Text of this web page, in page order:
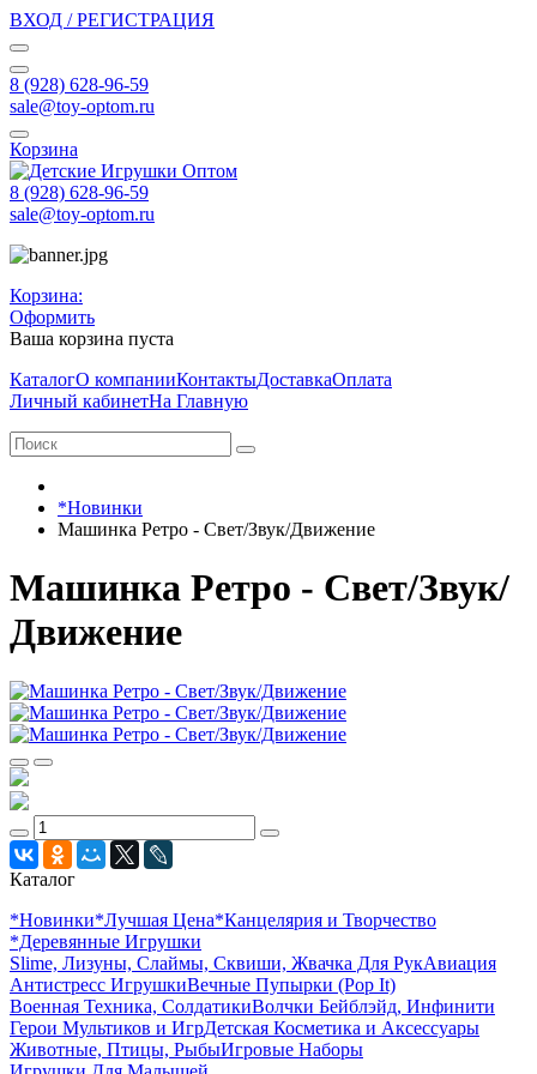
ВХОД / РЕГИСТРАЦИЯ
8 (928) 628-96-59
sale@toy-optom.ru
Корзина
8 (928) 628-96-59
sale@toy-optom.ru
Корзина:
Оформить
Ваша корзина пуста
КаталогО компанииКонтактыДоставкаОплата
Личный кабинетНа Главную
*Новинки
Машинка Ретро - Свет/Звук/Движение
Машинка Ретро - Свет/Звук/
Движение
Каталог
*Новинки*Лучшая Цена*Канцелярия и Творчество
*Деревянные Игрушки
Slime, Лизуны, Слаймы, Сквиши, Жвачка Для РукАвиация
Антистресс ИгрушкиВечные Пупырки (Pop It)
Военная Техника, СолдатикиВолчки Бейблэйд, Инфинити
Герои Мультиков и ИгрДетcкая Косметика и Аксессуары
Животные, Птицы, РыбыИгровые Наборы